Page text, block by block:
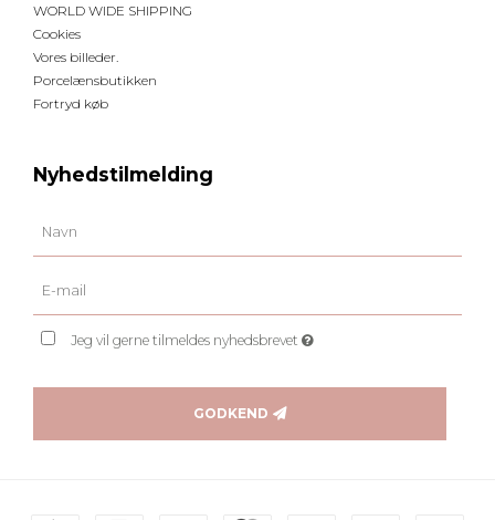
WORLD WIDE SHIPPING
Cookies
Vores billeder.
Porcelænsbutikken
Fortryd køb
Nyhedstilmelding
Jeg vil gerne tilmeldes nyhedsbrevet
GODKEND